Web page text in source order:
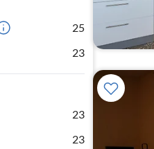
25
23
23
23